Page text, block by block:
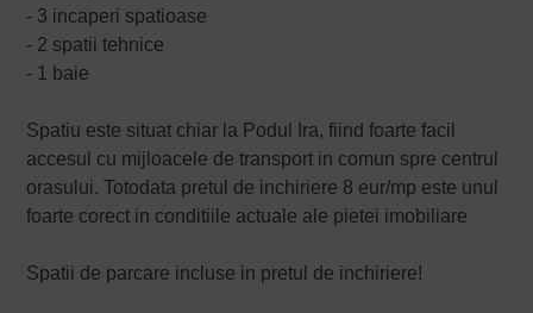
- 3 incaperi spatioase
- 2 spatii tehnice
- 1 baie
Spatiu este situat chiar la Podul Ira, fiind foarte facil
accesul cu mijloacele de transport in comun spre centrul
orasului. Totodata pretul de inchiriere 8 eur/mp este unul
foarte corect in conditiile actuale ale pietei imobiliare
Spatii de parcare incluse in pretul de inchiriere!